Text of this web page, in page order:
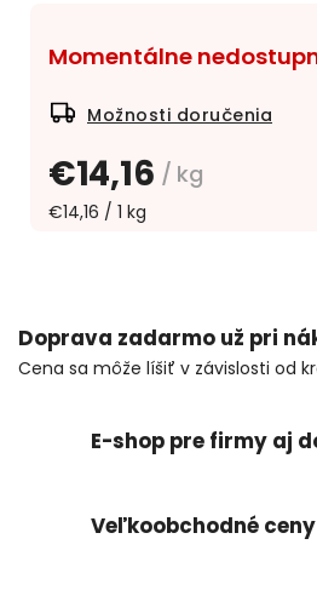
€14,16 / kg
€14,16 / 1 kg
Momentálne
Možnosti doručenia
Doprava zadarmo už pri
Cena sa môže líšiť v závislosti od
E-shop pre firmy aj
Veľkoobchodné ceny